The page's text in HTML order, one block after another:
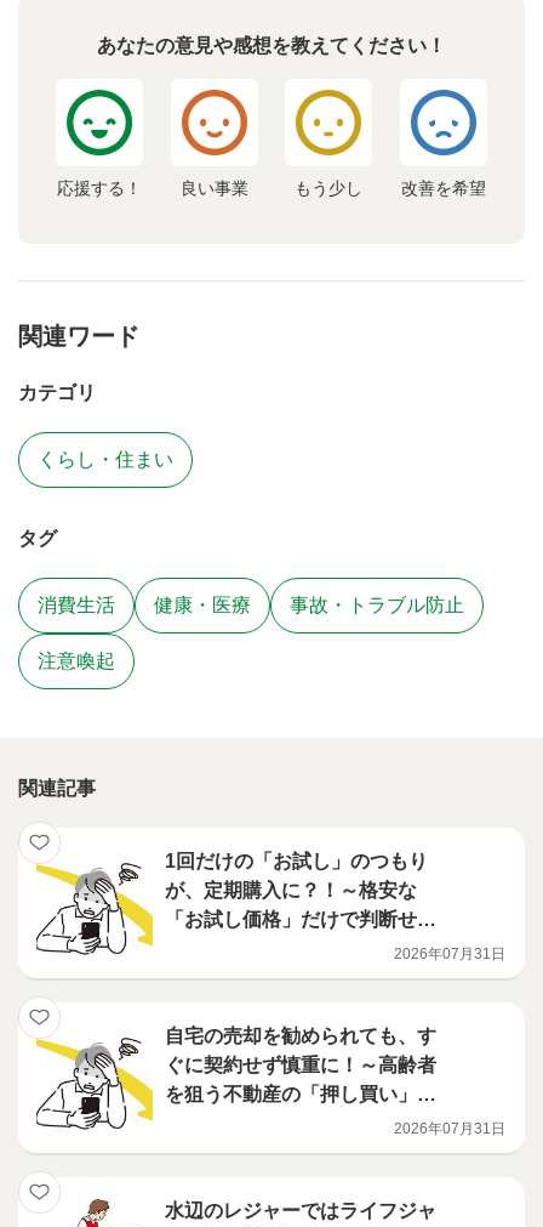
あなたの意見や感想を教えてください！
応援する！ 良い事業 もう少し 改善を希望
関連ワード
カテゴリ
くらし・住まい
タグ
消費生活 健康・医療 事故・トラブル防止
注意喚起
関連記事
1回だけの「お試し」のつもり
が、定期購入に？！～格安な
「お試し価格」だけで判断せ
ず、契約内容をよく確認しまし
ょう！～
2026年07月31日
自宅の売却を勧められても、す
ぐに契約せず慎重に！～高齢者
を狙う不動産の「押し買い」に
2026年07月31日
水辺のレジャーではライフジャ